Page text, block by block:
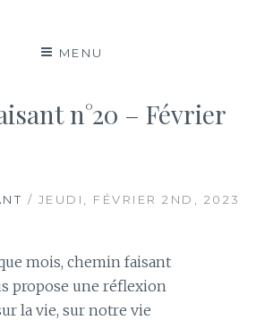
MENU
n°20 – Février
/ JEUDI, FÉVRIER 2ND, 2023
mois, chemin faisant
propose une réflexion
la vie, sur notre vie